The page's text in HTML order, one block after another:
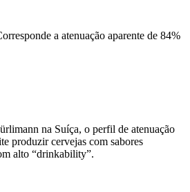
a atenuação aparente de 84%
na Suíça, o perfil de atenuação
produzir cervejas com sabores
alto “drinkability”.